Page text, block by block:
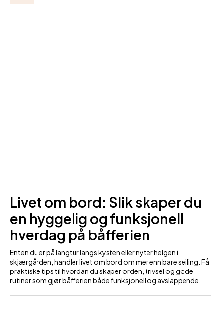
Livet om bord: Slik skaper du
en hyggelig og funksjonell
hverdag på båfferien
Enten du er på langtur langs kysten eller nyter helgen i
skjærgården, handler livet om bord om mer enn bare seiling. Få
praktiske tips til hvordan du skaper orden, trivsel og gode
rutiner som gjør båfferien både funksjonell og avslappende.